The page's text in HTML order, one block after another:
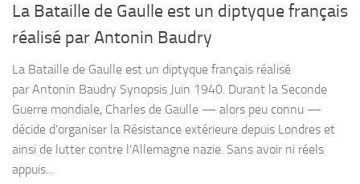
La Bataille de Gaulle est un diptyque français
réalisé par Antonin Baudry
La Bataille de Gaulle est un diptyque français réalisé
par Antonin Baudry Synopsis Juin 1940. Durant la Seconde
Guerre mondiale, Charles de Gaulle — alors peu connu —
décide d’organiser la Résistance extérieure depuis Londres et
ainsi de lutter contre l’Allemagne nazie. Sans avoir ni réels
appuis...